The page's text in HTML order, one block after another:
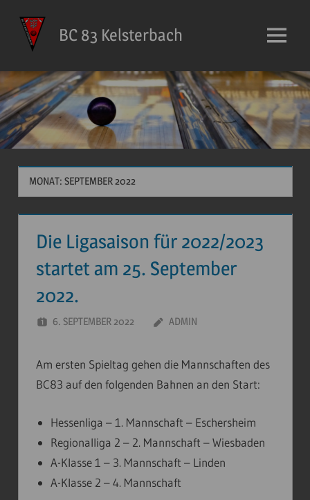
Inhalt
springen
BC 83 Kelsterbach Menü
MONAT: SEPTEMBER 2022
Die Ligasaison für 2022/2023
startet am 25. September
2022.
6. SEPTEMBER 2022 ADMIN
Am ersten Spieltag gehen die Mannschaften des
BC83 auf den folgenden Bahnen an den Start:
Hessenliga – 1. Mannschaft – Eschersheim
Regionalliga 2 – 2. Mannschaft – Wiesbaden
A-Klasse 1 – 3. Mannschaft – Linden
A-Klasse 2 – 4. Mannschaft